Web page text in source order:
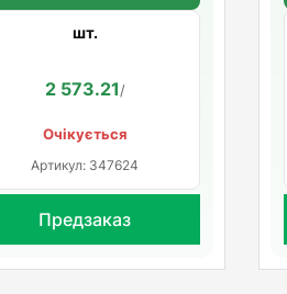
шт.
2 573.21/
Очікується
Артикул: 347624
Предзаказ